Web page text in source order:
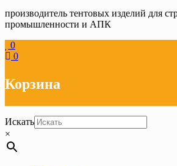
производитель тентовых изделий для
промышленности и АПК
0
0
Корзина
Искать
×